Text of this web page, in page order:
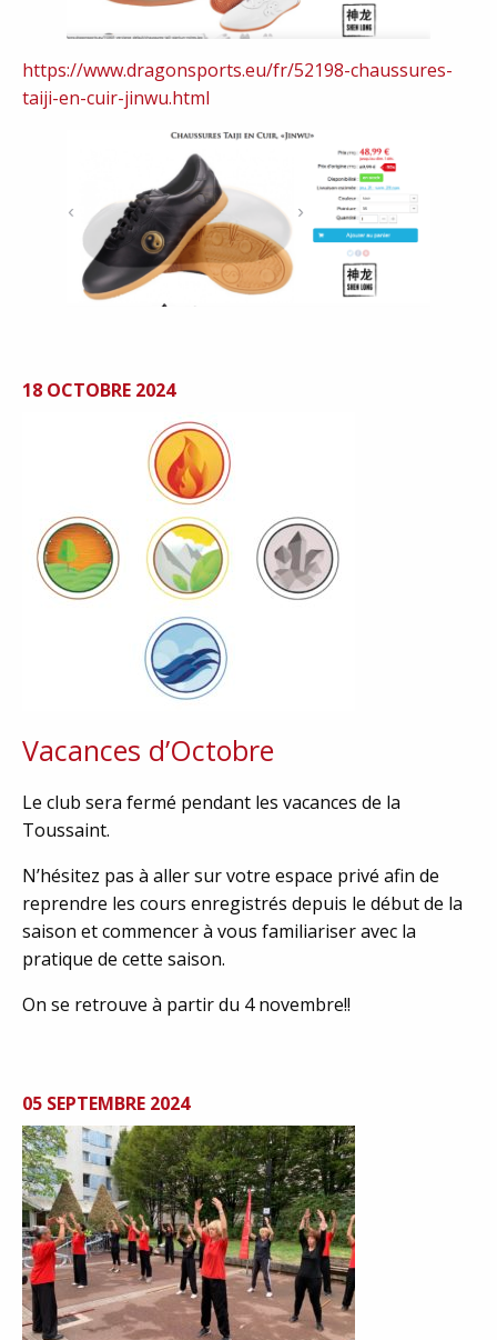
https://www.dragonsports.eu/fr/52198-chaussures-
taiji-en-cuir-jinwu.html
18 OCTOBRE 2024
Vacances d’Octobre
Le club sera fermé pendant les vacances de la
Toussaint.
N’hésitez pas à aller sur votre espace privé afin de
reprendre les cours enregistrés depuis le début de la
saison et commencer à vous familiariser avec la
pratique de cette saison.
On se retrouve à partir du 4 novembre!!
05 SEPTEMBRE 2024